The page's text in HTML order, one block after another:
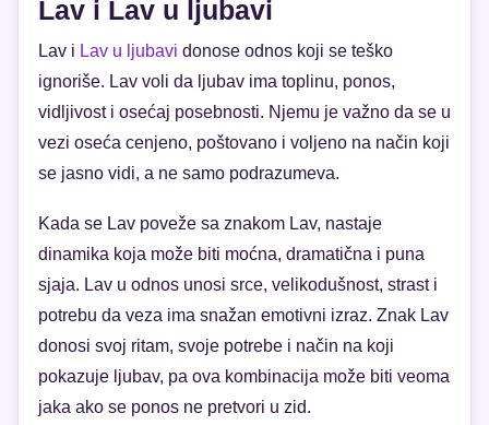
Lav i Lav u ljubavi
Lav i Lav u ljubavi donose odnos koji se teško
ignoriše. Lav voli da ljubav ima toplinu, ponos,
vidljivost i osećaj posebnosti. Njemu je važno da se u
vezi oseća cenjeno, poštovano i voljeno na način koji
se jasno vidi, a ne samo podrazumeva.
Kada se Lav poveže sa znakom Lav, nastaje
dinamika koja može biti moćna, dramatična i puna
sjaja. Lav u odnos unosi srce, velikodušnost, strast i
potrebu da veza ima snažan emotivni izraz. Znak Lav
donosi svoj ritam, svoje potrebe i način na koji
pokazuje ljubav, pa ova kombinacija može biti veoma
jaka ako se ponos ne pretvori u zid.